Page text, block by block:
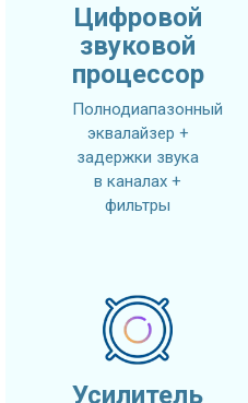
Цифровой
звуковой
процессор
Полнодиапазонный
эквалайзер +
задержки звука
в каналах +
фильтры
Усилитель